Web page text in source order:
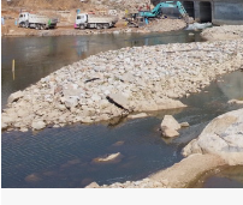
Phó tổng biên tập thường
Phó tổng biên tập: Lâm
Phó tổng biên tập: Trần
Tổng thư ký tòa soạn: Đức
Giấy phép xuất bản số 110/
© 2003-2026 Bản quyền
chép dưới mọi hình thức
bản. Phát triển bởi ePi